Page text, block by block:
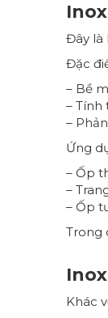
Đây là
Đặc
– Bề
– Tính
–
Ứng
– Ốp
–
– Ốp
Trong
Khác